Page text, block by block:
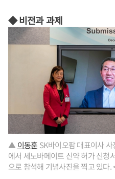
◆ 비전과 과제
▲ 이동훈 SK바이오팜 대표이사
에서 세노바메이트 신약 허가 신청
으로 참석해 기념사진을 찍고 있다.